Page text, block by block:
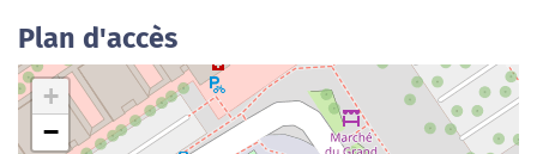
Plan d'accès
+
−